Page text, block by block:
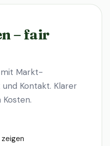
– fair
mit Markt-
Kontakt. Klarer